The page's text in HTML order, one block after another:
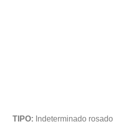
TIPO: Indeterminado rosado